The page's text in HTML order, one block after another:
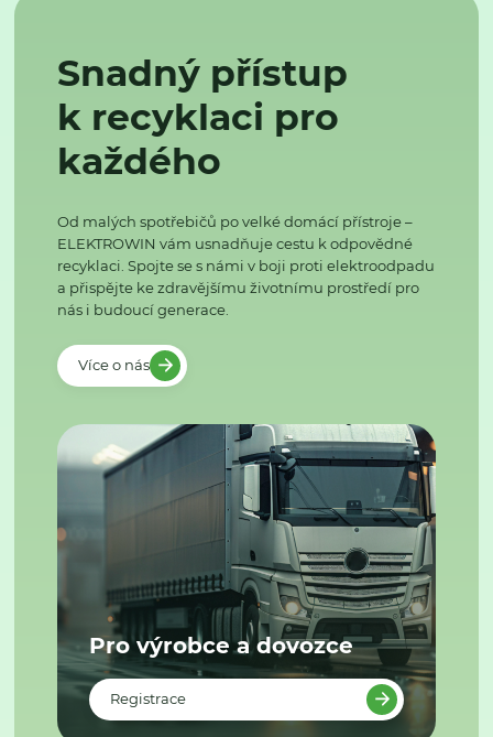
Snadný přístup
k recyklaci pro
každého
Od malých spotřebičů po velké domácí přístroje –
ELEKTROWIN vám usnadňuje cestu k odpovědné
recyklaci. Spojte se s námi v boji proti elektroodpadu
a přispějte ke zdravějšímu životnímu prostředí pro
nás i budoucí generace.
Více o nás
Pro výrobce a dovozce
Registrace